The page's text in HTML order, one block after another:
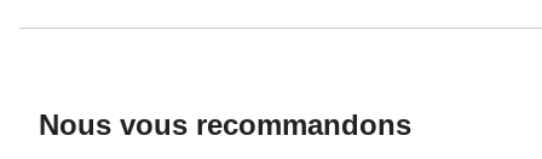
Nous vous recommandons